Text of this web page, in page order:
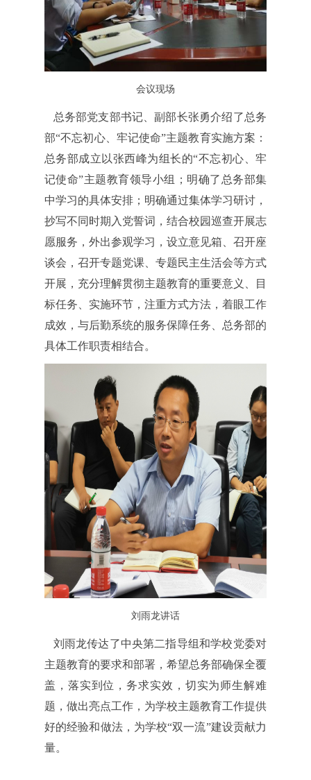
会议现场
总务部党支部书记、副部长张勇介绍了总务
部“不忘初心、牢记使命”主题教育实施方案：
总务部成立以张西峰为组长的“不忘初心、牢
记使命”主题教育领导小组；明确了总务部集
中学习的具体安排；明确通过集体学习研讨，
抄写不同时期入党誓词，结合校园巡查开展志
愿服务，外出参观学习，设立意见箱、召开座
谈会，召开专题党课、专题民主生活会等方式
开展，充分理解贯彻主题教育的重要意义、目
标任务、实施环节，注重方式方法，着眼工作
成效，与后勤系统的服务保障任务、总务部的
具体工作职责相结合。
刘雨龙讲话
刘雨龙传达了中央第二指导组和学校党委对
主题教育的要求和部署，希望总务部确保全覆
盖，落实到位，务求实效，切实为师生解难
题，做出亮点工作，为学校主题教育工作提供
好的经验和做法，为学校“双一流”建设贡献力
量。